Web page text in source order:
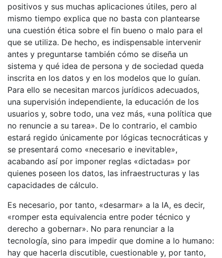
positivos y sus muchas aplicaciones útiles, pero al
mismo tiempo explica que no basta con plantearse
una cuestión ética sobre el fin bueno o malo para el
que se utiliza. De hecho, es indispensable intervenir
antes y preguntarse también cómo se diseña un
sistema y qué idea de persona y de sociedad queda
inscrita en los datos y en los modelos que lo guían.
Para ello se necesitan marcos jurídicos adecuados,
una supervisión independiente, la educación de los
usuarios y, sobre todo, una vez más, «una política que
no renuncie a su tarea». De lo contrario, el cambio
estará regido únicamente por lógicas tecnocráticas y
se presentará como «necesario e inevitable»,
acabando así por imponer reglas «dictadas» por
quienes poseen los datos, las infraestructuras y las
capacidades de cálculo.
Es necesario, por tanto, «desarmar» a la IA, es decir,
«romper esta equivalencia entre poder técnico y
derecho a gobernar». No para renunciar a la
tecnología, sino para impedir que domine a lo humano:
hay que hacerla discutible, cuestionable y, por tanto,